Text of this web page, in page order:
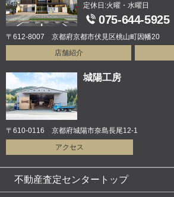
定休日:火曜・水曜日
075-644-5925
〒612-8007 京都府京都市伏見区桃山町因幡20
店舗紹介
城陽工房
〒610-0116 京都府城陽市奈島長尾12-1
アクセス
不動産査定センタートップ